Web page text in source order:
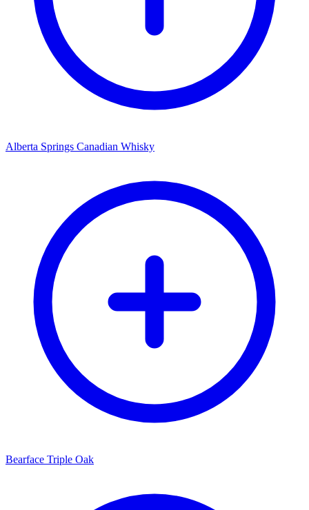
Alberta Springs Canadian Whisky
Bearface Triple Oak